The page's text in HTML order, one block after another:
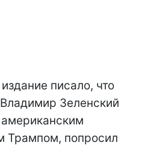
писало, что
Зеленский
Трампом, попросил